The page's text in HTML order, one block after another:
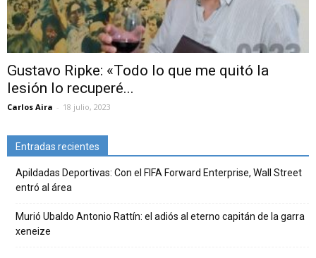
Gustavo Ripke: «Todo lo que me quitó la
lesión lo recuperé...
Carlos Aira - 18 julio, 2023
Entradas recientes
Apildadas Deportivas: Con el FIFA Forward Enterprise, Wall Street
entró al área
Murió Ubaldo Antonio Rattín: el adiós al eterno capitán de la garra
xeneize